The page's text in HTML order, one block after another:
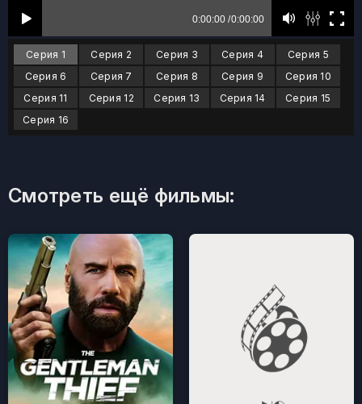
Серия 1 Серия 2 Серия 3 Серия 4
Серия 5
Серия 6
Серия 7 Серия 8 Серия 9
Серия 10
Серия 11
Серия 12 Серия 13 Серия 14
Серия 15
Серия 16
Смотреть ещё фильмы: